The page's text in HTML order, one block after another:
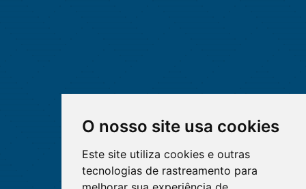
O nosso site usa cookies
Este site utiliza cookies e outras
tecnologias de rastreamento para